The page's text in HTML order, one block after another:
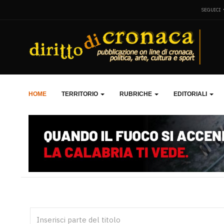
SEGUICI
HOME TERRITORIO RUBRICHE EDITORIALI